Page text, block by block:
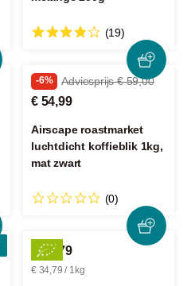
(19)
-6% Adviesprijs € 59,00
€ 54,99
Airscape roastmarket
luchtdicht koffieblik 1kg,
mat zwart
(0)
€ 34,79
€ 34,79 / 1kg